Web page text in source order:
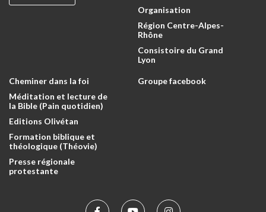
Organisation
Région Centre-Alpes-
Rhône
Consistoire du Grand
Lyon
Cheminer dans la foi
Méditation et lecture de
la Bible (Pain quotidien)
Editions Olivétan
Formation biblique et
théologique (Théovie)
Presse régionale
protestante
Groupe facebook